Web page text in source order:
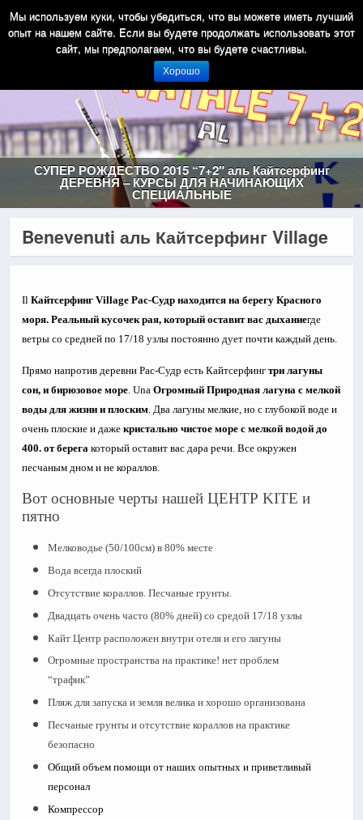
СУПЕР РОЖДЕСТВО 2015 “7+2″ аль Кайтсерфинг
ДЕРЕВНЯ – КУРСЫ ДЛЯ НАЧИНАЮЩИХ
СПЕЦИАЛЬНЫЕ
Benevenuti аль Кайтсерфинг Village
Il Кайтсерфинг Village Рас-Судр находится на берегу Красного
моря. Реальный кусочек рая, который оставит вас дыханиегде
ветры со средней по 17/18 узлы постоянно дует почти каждый день.
Прямо напротив деревни Рас-Судр есть Кайтсерфинг три лагуны
сон, и бирюзовое море. Una Огромный Природная лагуна с мелкой
воды для жизни и плоским. Два лагуны мелкие, но с глубокой воде и
очень плоские и даже кристально чистое море с мелкой водой до
400. от берега который оставит вас дара речи. Все окружен
песчаным дном и не кораллов.
Вот основные черты нашей ЦЕНТР KITE и
пятно
Мелководье (50/100см) в 80% месте
Вода всегда плоский
Отсутствие кораллов. Песчаные грунты.
Двадцать очень часто (80% дней) со средой 17/18 узлы
Кайт Центр расположен внутри отеля и его лагуны
Огромные пространства на практике! нет проблем
“трафик”
Пляж для запуска и земля велика и хорошо организована
Песчаные грунты и отсутствие кораллов на практике
безопасно
Общий объем помощи от наших опытных и приветливый
персонал
Компрессор
Мы используем куки, чтобы убедиться, что вы можете иметь лучший
опыт на нашем сайте. Если вы будете продолжать использовать этот
сайт, мы предполагаем, что вы будете счастливы.
Хорошо